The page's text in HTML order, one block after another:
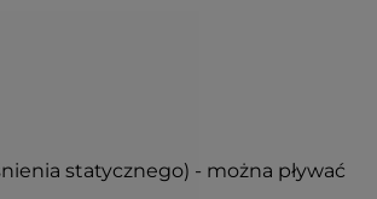
statycznego) - można pływać